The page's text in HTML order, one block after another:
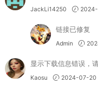
JackLi14250
链接已修复
Admin
显示下载信息错误，
Kaosu 2024-07-20